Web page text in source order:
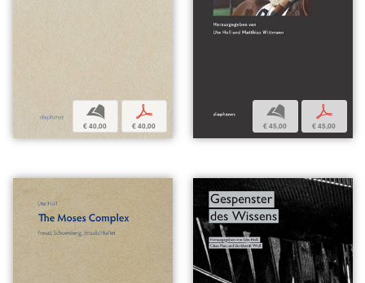
b
€ 40,00
p
€ 40,00
b
€ 45,00
p
€ 45,00